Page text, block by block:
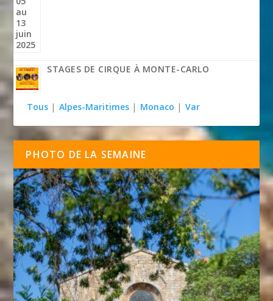
STAGES DE CIRQUE À MONTE-CARLO
Tous | Alpes-Maritimes | Monaco | Var
PHOTO DE LA SEMAINE